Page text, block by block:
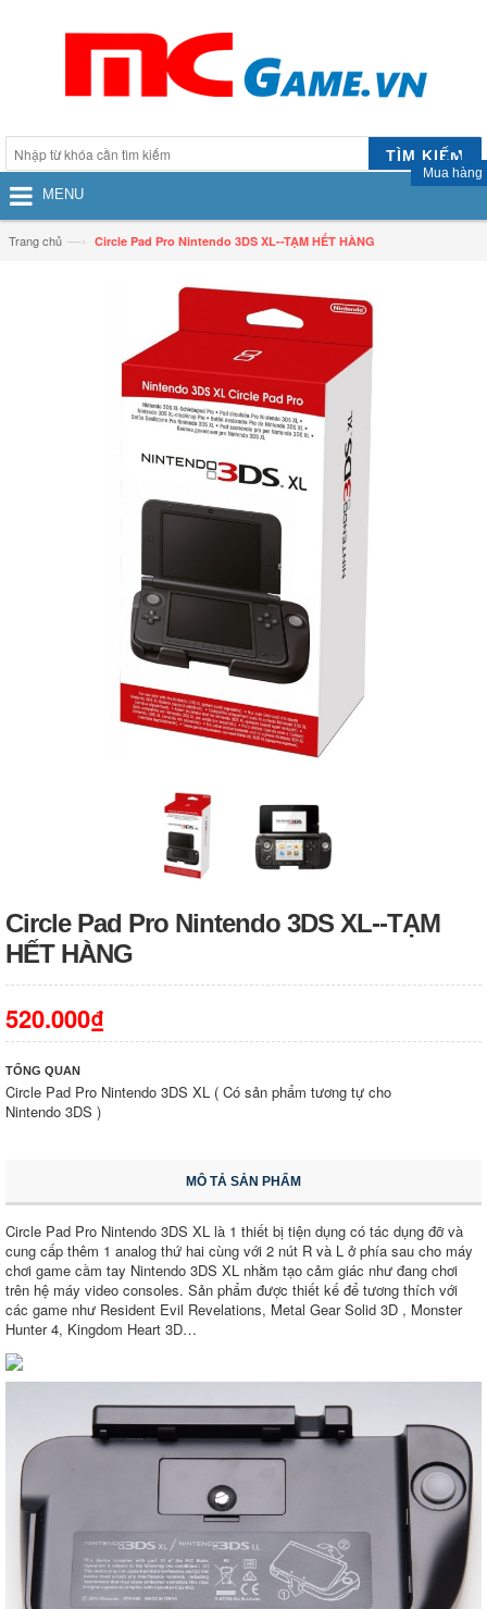
TÌM KIẾM
Mua hàng
MENU
Trang chủ —› Circle Pad Pro Nintendo 3DS XL--TẠM HẾT HÀNG
Circle Pad Pro Nintendo 3DS XL--TẠM
HẾT HÀNG
520.000₫
TỔNG QUAN
Circle Pad Pro Nintendo 3DS XL ( Có sản phẩm tương tự cho
Nintendo 3DS )
MÔ TẢ SẢN PHẨM
Circle Pad Pro Nintendo 3DS XL là 1 thiết bị tiện dụng có tác dụng đỡ và
cung cấp thêm 1 analog thứ hai cùng với 2 nút R và L ở phía sau cho máy
chơi game cầm tay Nintendo 3DS XL nhằm tạo cảm giác như đang chơi
trên hệ máy video consoles. Sản phẩm được thiết kế để tương thích với
các game như Resident Evil Revelations, Metal Gear Solid 3D , Monster
Hunter 4, Kingdom Heart 3D…